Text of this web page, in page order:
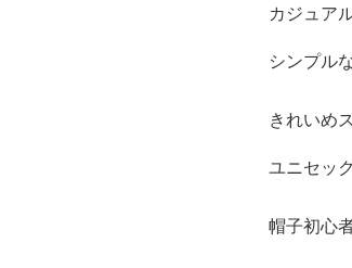
カジュア
シンプル
きれいめ
ユニセッ
帽子初心